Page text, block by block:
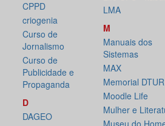
CPPD
criogenia
Curso de
Jornalismo
Curso de
Publicidade e
Propaganda
D
DAGEO
LMA
M
Manuais dos
Sistemas
MAX
Memorial DTUR
Moodle Life
Mulher e